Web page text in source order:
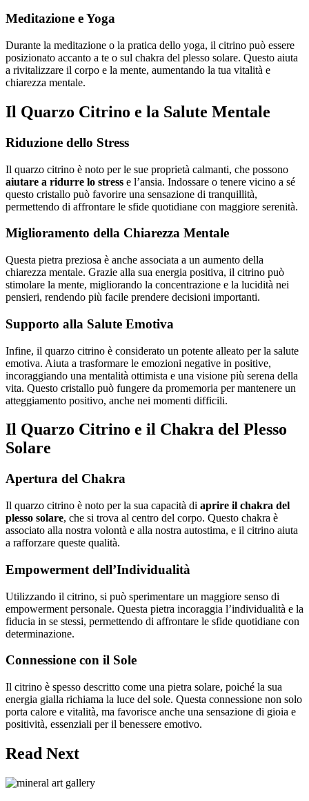
Meditazione e Yoga
Durante la meditazione o la pratica dello yoga, il citrino può essere
posizionato accanto a te o sul chakra del plesso solare. Questo aiuta
a rivitalizzare il corpo e la mente, aumentando la tua vitalità e
chiarezza mentale.
Il Quarzo Citrino e la Salute Mentale
Riduzione dello Stress
Il quarzo citrino è noto per le sue proprietà calmanti, che possono
aiutare a ridurre lo stress e l’ansia. Indossare o tenere vicino a sé
questo cristallo può favorire una sensazione di tranquillità,
permettendo di affrontare le sfide quotidiane con maggiore serenità.
Miglioramento della Chiarezza Mentale
Questa pietra preziosa è anche associata a un aumento della
chiarezza mentale. Grazie alla sua energia positiva, il citrino può
stimolare la mente, migliorando la concentrazione e la lucidità nei
pensieri, rendendo più facile prendere decisioni importanti.
Supporto alla Salute Emotiva
Infine, il quarzo citrino è considerato un potente alleato per la salute
emotiva. Aiuta a trasformare le emozioni negative in positive,
incoraggiando una mentalità ottimista e una visione più serena della
vita. Questo cristallo può fungere da promemoria per mantenere un
atteggiamento positivo, anche nei momenti difficili.
Il Quarzo Citrino e il Chakra del Plesso
Solare
Apertura del Chakra
Il quarzo citrino è noto per la sua capacità di aprire il chakra del
plesso solare, che si trova al centro del corpo. Questo chakra è
associato alla nostra volontà e alla nostra autostima, e il citrino aiuta
a rafforzare queste qualità.
Empowerment dell’Individualità
Utilizzando il citrino, si può sperimentare un maggiore senso di
empowerment personale. Questa pietra incoraggia l’individualità e la
fiducia in se stessi, permettendo di affrontare le sfide quotidiane con
determinazione.
Connessione con il Sole
Il citrino è spesso descritto come una pietra solare, poiché la sua
energia gialla richiama la luce del sole. Questa connessione non solo
porta calore e vitalità, ma favorisce anche una sensazione di gioia e
positività, essenziali per il benessere emotivo.
Read Next